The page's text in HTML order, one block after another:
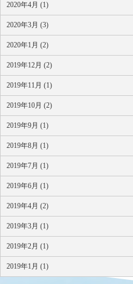
2020年4月 (1)
2020年3月 (3)
2020年1月 (2)
2019年12月 (2)
2019年11月 (1)
2019年10月 (2)
2019年9月 (1)
2019年8月 (1)
2019年7月 (1)
2019年6月 (1)
2019年4月 (2)
2019年3月 (1)
2019年2月 (1)
2019年1月 (1)